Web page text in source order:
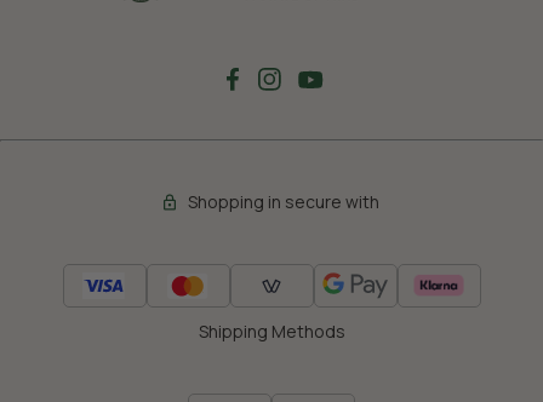
Shopping in secure with
Shipping Methods